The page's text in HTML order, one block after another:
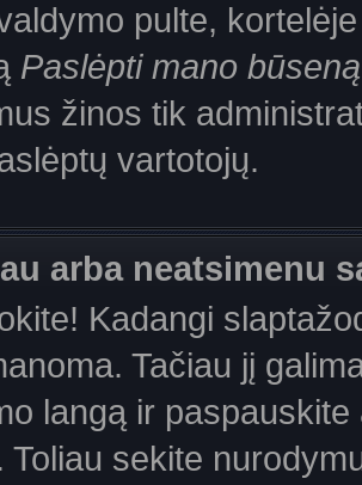
pulte,
Paslėpti mano būseną
žinos tik
vartotojų.
arba neatsimenu
Kadangi
Tačiau jį
langą ir
Toliau sekite